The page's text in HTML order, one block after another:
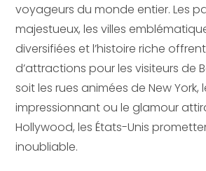
voyageurs du monde entier. Les
majestueux, les villes
diversifiées et l’histoire riche
d’attractions pour les visiteurs de
soit les rues animées de New
impressionnant ou le glamour
Hollywood, les États-Unis
inoubliable.